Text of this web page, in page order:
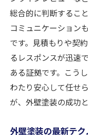
総合的に判断するこ
コミュニケーション
です。見積もりや契
るレスポンスが迅速
ある証拠です。こう
わたり安心して任せ
が、外壁塗装の成功
外壁塗装の最新テク